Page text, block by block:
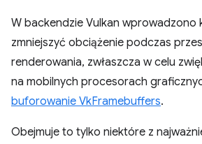
W backendzie Vulkan wprowadzono
zmniejszyć obciążenie podczas
renderowania, zwłaszcza w celu
na mobilnych procesorach
buforowanie VkFramebuffers.
Obejmuje to tylko niektóre z